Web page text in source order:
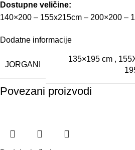
Dostupne veličine:
140×200 – 155x215cm – 200×200 –
Dodatne informacije
JORGANI
135×195 cm ,
Povezani proizvodi